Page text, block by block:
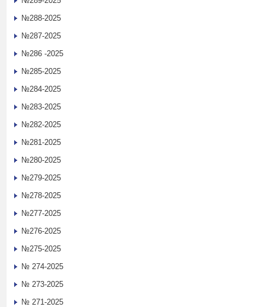
№288-2025
№287-2025
№286 -2025
№285-2025
№284-2025
№283-2025
№282-2025
№281-2025
№280-2025
№279-2025
№278-2025
№277-2025
№276-2025
№275-2025
№ 274-2025
№ 273-2025
№ 271-2025